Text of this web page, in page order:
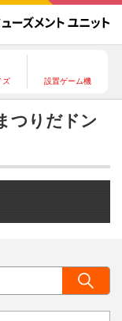
ズ 設置ゲーム機
つりだドン